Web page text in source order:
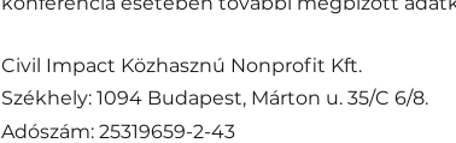
Civil Impact Közhasznú Nonprofit Kft.
Székhely: 1094 Budapest, Márton u. 35/C 6/8.
Adószám: 25319659-2-43